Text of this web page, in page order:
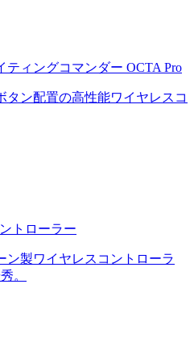
ティングコマンダー OCTA Pro
タン配置の高性能ワイヤレスコ
トローラー
ン製ワイヤレスコントローラ
。